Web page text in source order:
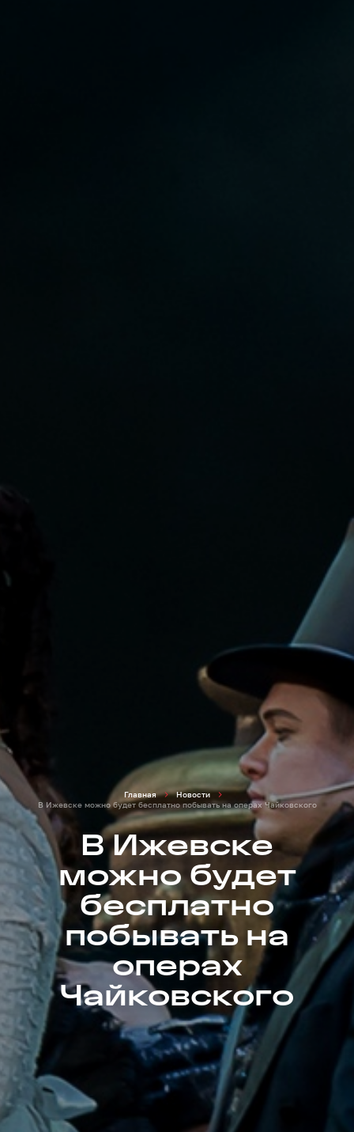
Главная
Новости
В Ижевске можно будет бесплатно побывать на операх Чайковского
В Ижевске
можно будет
бесплатно
побывать на
операх
Чайковского